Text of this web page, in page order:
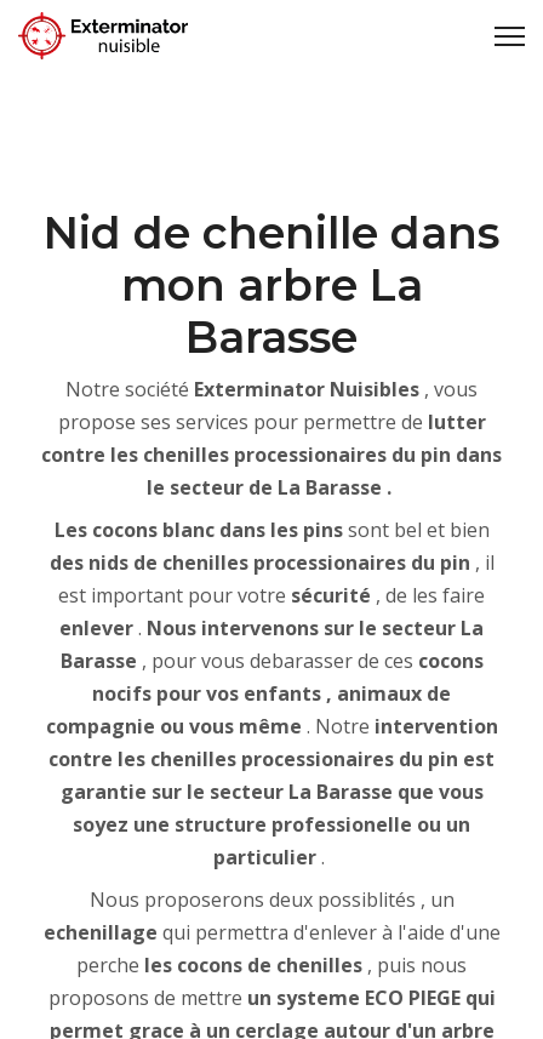
Nid de chenille dans
mon arbre La
Barasse
Notre société Exterminator Nuisibles , vous
propose ses services pour permettre de lutter
contre les chenilles processionaires du pin dans
le secteur de La Barasse .
Les cocons blanc dans les pinssont bel et bien
des nids de chenilles processionaires du pin , il
est important pour votre sécurité , de les faire
enlever. Nous intervenons sur le secteur La
Barasse , pour vous debarasser de ces cocons
nocifs pour vos enfants , animaux de
compagnie ou vous même . Notre intervention
contre les chenilles processionaires du pin est
garantie sur le secteur La Barasse que vous
soyez une structure professionelle ou un
particulier.
Nous proposerons deux possiblités , un
echenillage qui permettra d'enlever à l'aide d'une
perche les cocons de chenilles , puis nous
proposons de mettre un systeme ECO PIEGE qui
permet grace à un cerclage autour d'un arbre